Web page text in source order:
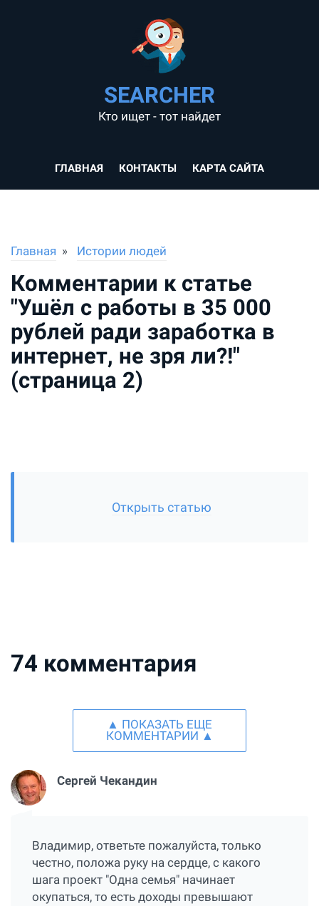
SEARCHER
Кто ищет - тот найдет
ГЛАВНАЯ КОНТАКТЫ КАРТА САЙТА
Главная Истории людей
Комментарии к статье
"Ушёл с работы в 35 000
рублей ради заработка в
интернет, не зря ли?!"
(страница 2)
Открыть статью
74 комментария
▲ ПОКАЗАТЬ ЕЩЕ
КОММЕНТАРИИ ▲
Сергей Чекандин
Владимир, ответьте пожалуйста, только
честно, положа руку на сердце, с какого
шага проект "Одна семья" начинает
окупаться, то есть доходы превышают